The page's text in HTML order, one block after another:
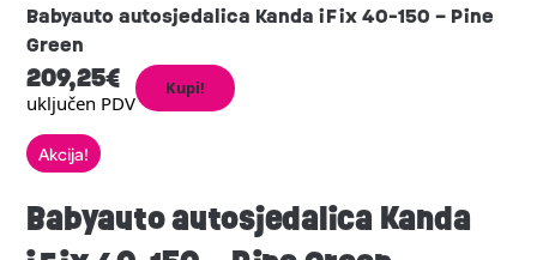
Babyauto autosjedalica Kanda iFix 40-150 – Pine
Green
209,25€
uključen PDV
Kupi!
Akcija!
Babyauto autosjedalica Kanda